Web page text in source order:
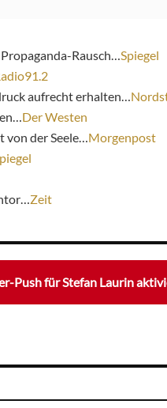
Rausch… Spiegel
aufrecht erhalten…
Der Westen
der Seele… Morgenpost
Zeit
Push für Stefan Laurin